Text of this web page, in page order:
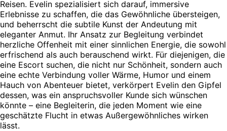
Reisen. Evelin spezialisiert sich darauf, immersive
Erlebnisse zu schaffen, die das Gewöhnliche übersteigen,
und beherrscht die subtile Kunst der Andeutung mit
eleganter Anmut. Ihr Ansatz zur Begleitung verbindet
herzliche Offenheit mit einer sinnlichen Energie, die sowohl
erfrischend als auch berauschend wirkt. Für diejenigen, die
eine Escort suchen, die nicht nur Schönheit, sondern auch
eine echte Verbindung voller Wärme, Humor und einem
Hauch von Abenteuer bietet, verkörpert Evelin den Gipfel
dessen, was ein anspruchsvoller Kunde sich wünschen
könnte – eine Begleiterin, die jeden Moment wie eine
geschätzte Flucht in etwas Außergewöhnliches wirken
lässt.